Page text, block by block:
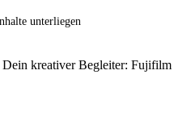
unterliegen
kreativer Begleiter: Fujifilm